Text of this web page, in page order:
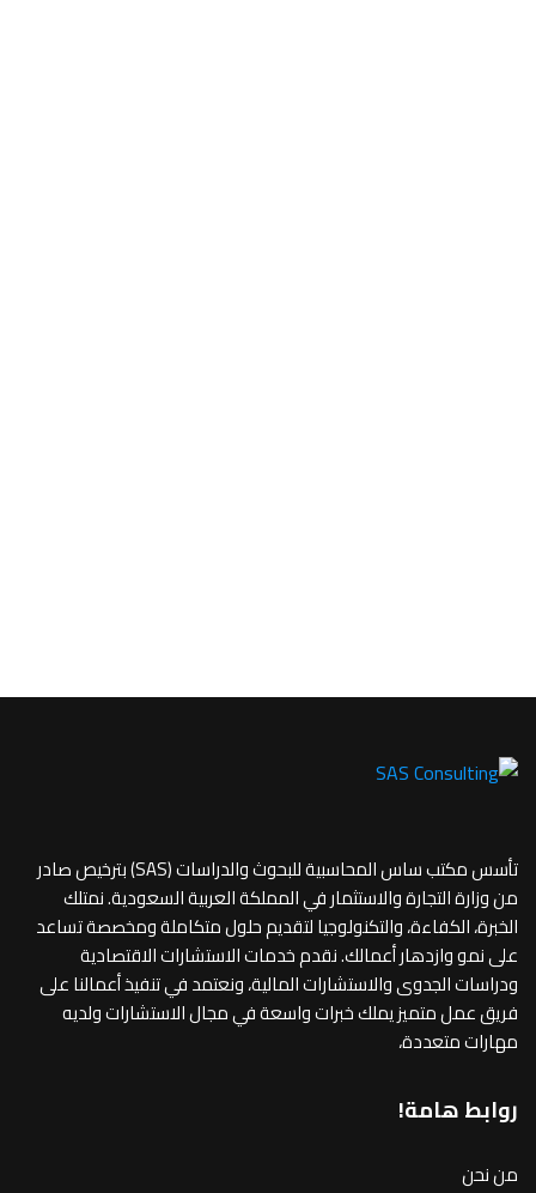
تأسس مكتب ساس المحاسبية للبحوث والدراسات (SAS) بترخيص صادر
من وزارة التجارة والاستثمار في المملكة العربية السعودية. نمتلك
الخبرة، الكفاءة، والتكنولوجيا لتقديم حلول متكاملة ومخصصة تساعد
على نمو وازدهار أعمالك. نقدم خدمات الاستشارات الاقتصادية
ودراسات الجدوى والاستشارات المالية، ونعتمد في تنفيذ أعمالنا على
فريق عمل متميز يملك خبرات واسعة في مجال الاستشارات ولديه
مهارات متعددة،
روابط هامة!
من نحن